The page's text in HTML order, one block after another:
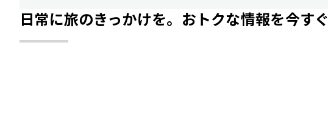
日常に旅のきっかけを。おトクな情報を今すぐ